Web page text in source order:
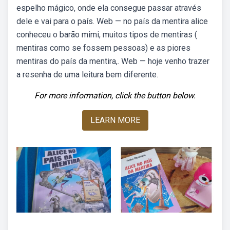
espelho mágico, onde ela consegue passar através
dele e vai para o país. Web — no país da mentira alice
conheceu o barão mimi, muitos tipos de mentiras (
mentiras como se fossem pessoas) e as piores
mentiras do país da mentira,. Web — hoje venho trazer
a resenha de uma leitura bem diferente.
For more information, click the button below.
LEARN MORE